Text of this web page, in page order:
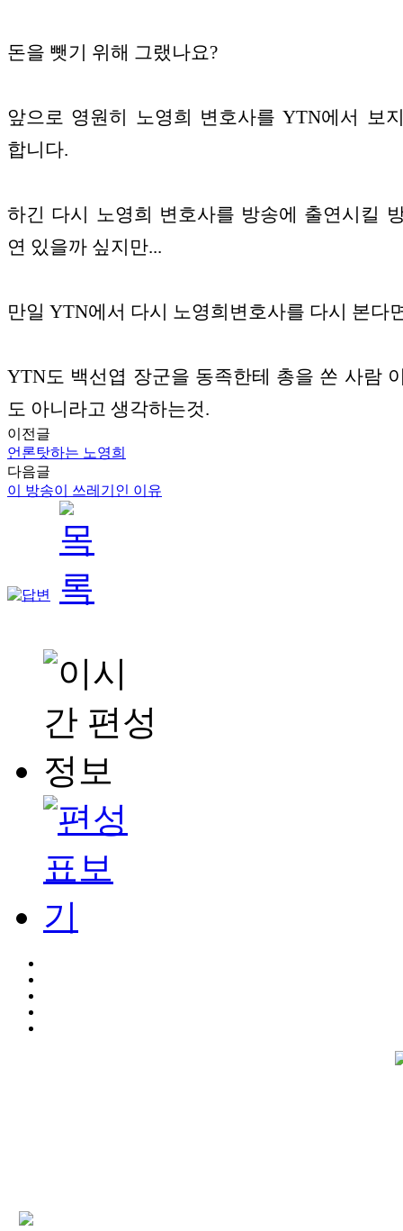
돈을 뺏기 위해 그랬나요?
앞으로 영원히 노영희 변호사를 YTN에서 보
합니다.
하긴 다시 노영희 변호사를 방송에 출연시킬
연 있을까 싶지만...
만일 YTN에서 다시 노영희변호사를 다시 본다
YTN도 백선엽 장군을 동족한테 총을 쏜 사람
도 아니라고 생각하는것.
이전글
언론탓하는 노영희
다음글
이 방송이 쓰레기인 이유